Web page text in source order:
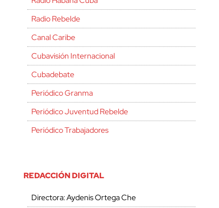
Radio Rebelde
Canal Caribe
Cubavisión Internacional
Cubadebate
Periódico Granma
Periódico Juventud Rebelde
Periódico Trabajadores
REDACCIÓN DIGITAL
Directora: Aydenis Ortega Che